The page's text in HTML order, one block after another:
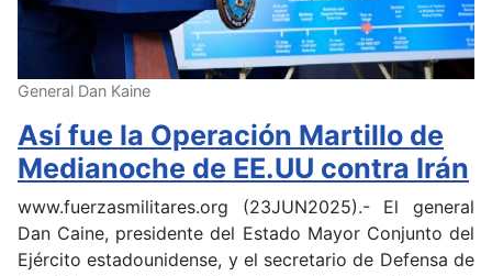
General Dan Kaine
Así fue la Operación Martillo de
Medianoche de EE.UU contra Irán
www.fuerzasmilitares.org (23JUN2025).- El general
Dan Caine, presidente del Estado Mayor Conjunto del
Ejército estadounidense, y el secretario de Defensa de